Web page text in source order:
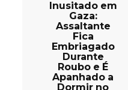
Inusitado em
Gaza:
Assaltante
Fica
Embriagado
Durante
Roubo e É
Apanhado a
Dormir no